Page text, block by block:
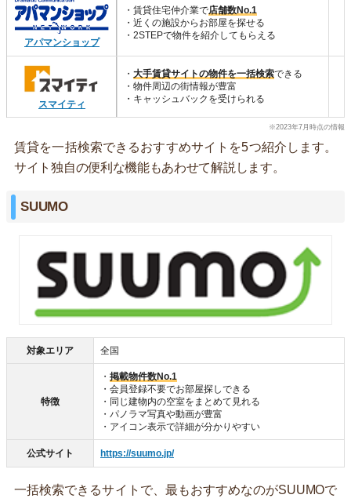
アパマンショップ
・賃貸住宅仲介業で店舗数No.1
・近くの施設からお部屋を探せる
・2STEPで物件を紹介してもらえる
スマイティ
・ 大手賃貸サイトの物件を一括検索できる
・物件周辺の街情報が豊富
・キャッシュバックを受けられる
※2023年7月時点の情報
賃貸を一括検索できるおすすめサイトを5つ紹介します。
サイト独自の便利な機能もあわせて解説します。
SUUMO
対象エリア 全国
特徴
・ 掲載物件数No.1
・会員登録不要でお部屋探しできる
・同じ建物内の空室をまとめて見れる
・パノラマ写真や動画が豊富
・アイコン表示で詳細が分かりやすい
公式サイト https://suumo.jp/
一括検索できるサイトで、最もおすすめなのがSUUMOで